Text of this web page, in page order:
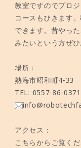
教室ですのでプロ
コースもひきます
できます。昔やっ
みたいという方ぜひ
場所：
熱海市昭和町4-33
TEL: 0557-86-0371
アクセス：
こちらからご覧くだ